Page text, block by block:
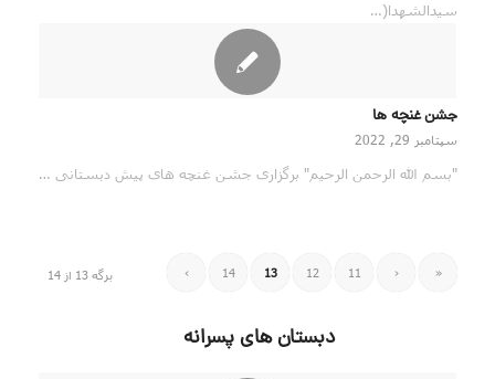
سیدالشهدا(…
جشن غنچه ها
سپتامبر 29, 2022
"بسم الله الرحمن الرحیم" برگزاری جشن غنچه های پیش دبستانی …
برگه 13 از 14 «
‹
11
12
13
14
›
دبستان های پسرانه